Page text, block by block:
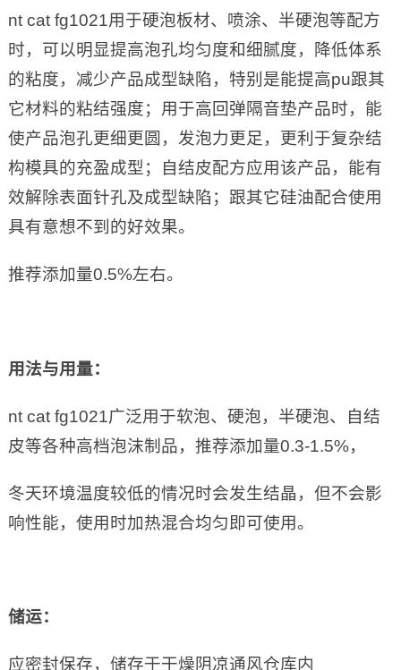
nt cat fg1021用于硬泡板材、喷涂、半硬泡等配方
时，可以明显提高泡孔均匀度和细腻度，降低体系
的粘度，减少产品成型缺陷，特别是能提高pu跟其
它材料的粘结强度；用于高回弹隔音垫产品时，能
使产品泡孔更细更圆，发泡力更足，更利于复杂结
构模具的充盈成型；自结皮配方应用该产品，能有
效解除表面针孔及成型缺陷；跟其它硅油配合使用
具有意想不到的好效果。
推荐添加量0.5%左右。
用法与用量：
nt cat fg1021广泛用于软泡、硬泡，半硬泡、自结
皮等各种高档泡沫制品，推荐添加量0.3-1.5%，
冬天环境温度较低的情况时会发生结晶，但不会影
响性能，使用时加热混合均匀即可使用。
储运：
应密封保存，储存于干燥阴凉通风仓库内